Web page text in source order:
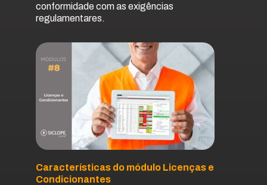
conformidade com as exigências
regulamentares.
Características do módulo Licenças e
Condicionantes